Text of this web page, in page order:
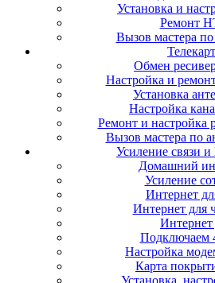
Установка и
Ремонт
Вызов мастера
Обмен
Настройка и
Установка
Настройка
Ремонт и настройка
Вызов мастера по
Усиление связи и
Домашний
Усиление
Интернет
Интернет для
Интернет
Подключаем
Настройка
Карта
Установка,